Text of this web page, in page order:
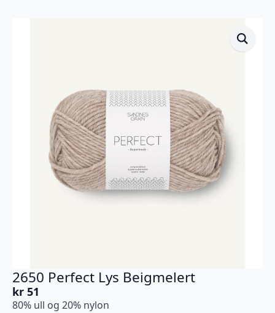
2650 Perfect Lys Beigmelert
kr 51
80% ull og 20% nylon